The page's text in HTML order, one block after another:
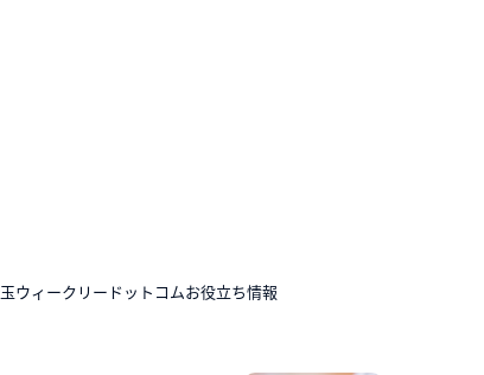
ウィークリードットコムお役立ち情報